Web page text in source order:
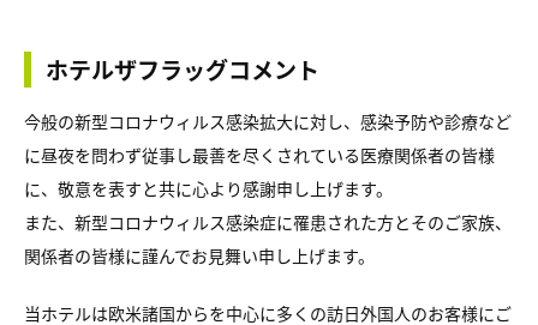
ホテルザフラッグコメント
今般の新型コロナウィルス感染拡大に対し、感染予防や診療など
に昼夜を問わず従事し最善を尽くされている医療関係者の皆様
に、敬意を表すと共に心より感謝申し上げます。
また、新型コロナウィルス感染症に罹患された方とそのご家族、
関係者の皆様に謹んでお見舞い申し上げます。
当ホテルは欧米諸国からを中心に多くの訪日外国人のお客様にご